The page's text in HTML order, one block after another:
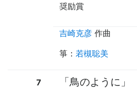
奨励賞
吉崎克彦 作曲
箏 ： 若槻聡美
7 「鳥のように」